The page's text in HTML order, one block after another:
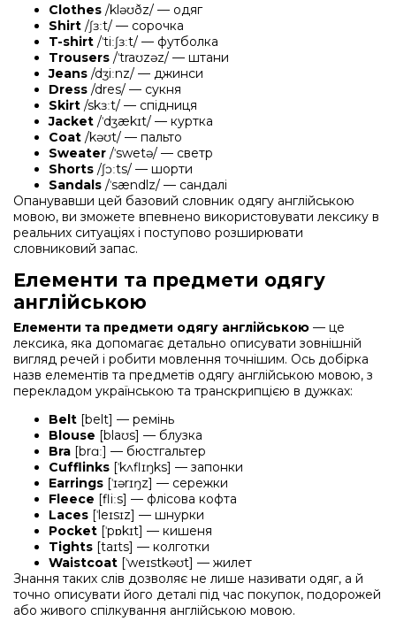
Clothes /kləʊðz/ — одяг
Shirt /ʃɜːt/ — сорочка
T-shirt /ˈtiːʃɜːt/ — футболка
Trousers /ˈtraʊzəz/ — штани
Jeans /dʒiːnz/ — джинси
Dress /dres/ — сукня
Skirt /skɜːt/ — спідниця
Jacket /ˈdʒækɪt/ — куртка
Coat /kəʊt/ — пальто
Sweater /ˈswetə/ — светр
Shorts /ʃɔːts/ — шорти
Sandals /ˈsændlz/ — сандалі
Опанувавши цей базовий словник одягу англійською
мовою, ви зможете впевнено використовувати лексику в
реальних ситуаціях і поступово розширювати
словниковий запас.
Елементи та предмети одягу
англійською
Елементи та предмети одягу англійською — це
лексика, яка допомагає детально описувати зовнішній
вигляд речей і робити мовлення точнішим. Ось добірка
назв елементів та предметів одягу англійською мовою, з
перекладом українською та транскрипцією в дужках:
Belt [belt] — ремінь
Blouse [blaʊs] — блузка
Bra [brɑː] — бюстгальтер
Cufflinks [ˈkʌflɪŋks] — запонки
Earrings [ˈɪərɪŋz] — сережки
Fleece [fliːs] — флісова кофта
Laces [ˈleɪsɪz] — шнурки
Pocket [ˈpɒkɪt] — кишеня
Tights [taɪts] — колготки
Waistcoat [ˈweɪstkəʊt] — жилет
Знання таких слів дозволяє не лише називати одяг, а й
точно описувати його деталі під час покупок, подорожей
або живого спілкування англійською мовою.